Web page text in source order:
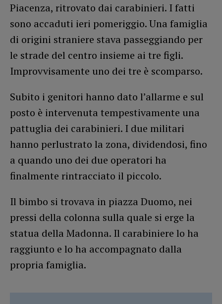
Piacenza, ritrovato dai carabinieri. I fatti
sono accaduti ieri pomeriggio. Una famiglia
di origini straniere stava passeggiando per
le strade del centro insieme ai tre figli.
Improvvisamente uno dei tre è scomparso.
Subito i genitori hanno dato l’allarme e sul
posto è intervenuta tempestivamente una
pattuglia dei carabinieri. I due militari
hanno perlustrato la zona, dividendosi, fino
a quando uno dei due operatori ha
finalmente rintracciato il piccolo.
Il bimbo si trovava in piazza Duomo, nei
pressi della colonna sulla quale si erge la
statua della Madonna. Il carabiniere lo ha
raggiunto e lo ha accompagnato dalla
propria famiglia.